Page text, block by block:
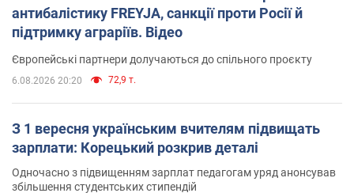
антибалістику FREYJA, санкції проти Росії й
підтримку аграріїв. Відео
Європейські партнери долучаються до спільного проєкту
6.08.2026 20:20 72,9 т.
З 1 вересня українським вчителям підвищать
зарплати: Корецький розкрив деталі
Одночасно з підвищенням зарплат педагогам уряд анонсував
збільшення студентських стипендій